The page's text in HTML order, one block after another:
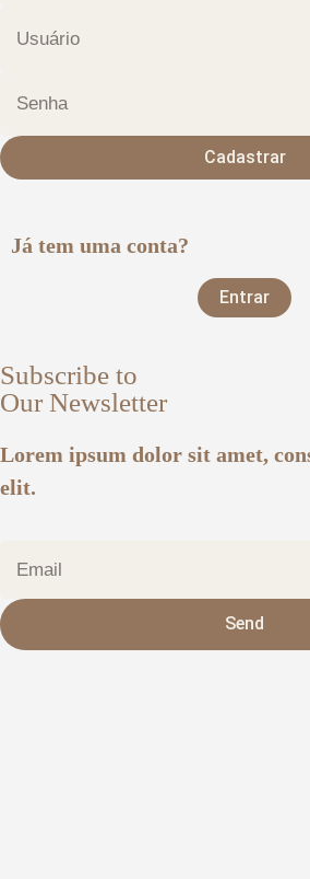
Cadastrar
Já tem uma conta?
Entrar
Subscribe to
Our Newsletter
Lorem ipsum dolor sit amet,
elit.
Send